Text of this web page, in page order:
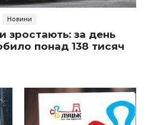
Новини
зростають: за день
понад 138 тисяч